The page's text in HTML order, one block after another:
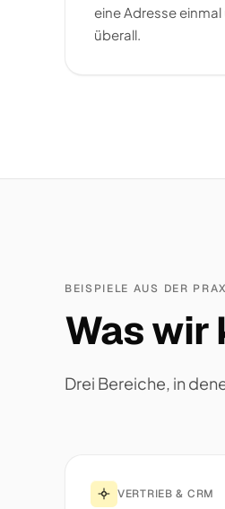
eine Adresse
überall.
BEISPIELE AUS DER
Was wir
Drei Bereiche, in
VERTRIEB & CRM